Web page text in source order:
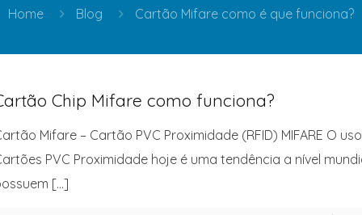
Home Blog Cartão Mifare como é que funciona?
Chip Mifare como funciona?
Mifare – Cartão PVC Proximidade (RFID) MIFARE O
PVC Proximidade hoje é uma tendência a nível
[…]